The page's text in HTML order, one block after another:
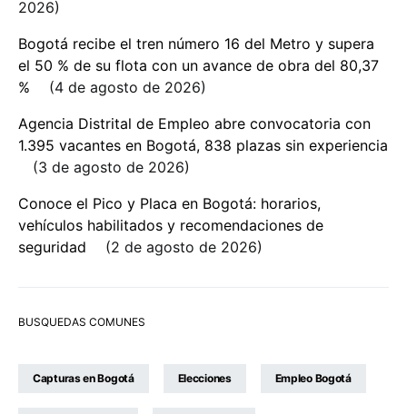
2026
Bogotá recibe el tren número 16 del Metro y supera
el 50 % de su flota con un avance de obra del 80,37
%
4 de agosto de 2026
Agencia Distrital de Empleo abre convocatoria con
1.395 vacantes en Bogotá, 838 plazas sin experiencia
3 de agosto de 2026
Conoce el Pico y Placa en Bogotá: horarios,
vehículos habilitados y recomendaciones de
seguridad
2 de agosto de 2026
BUSQUEDAS COMUNES
Capturas en Bogotá Elecciones Empleo Bogotá